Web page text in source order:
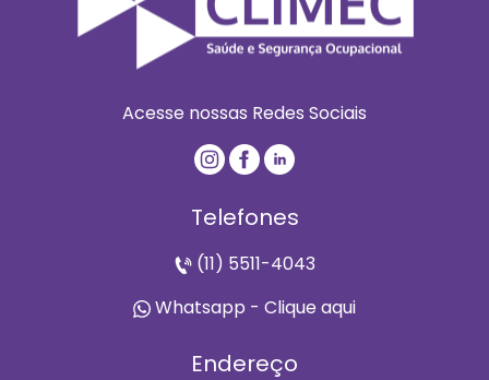
Acesse nossas Redes Sociais
Telefones
(11) 5511-4043
Whatsapp - Clique aqui
Endereço